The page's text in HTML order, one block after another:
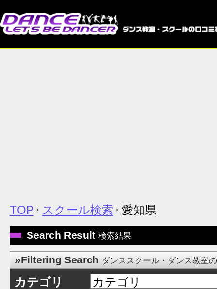
TOP スクール検索 愛知県
Search Result 検索結果
»Filtering Search ダンススクール・ダンス教室
カテゴリ